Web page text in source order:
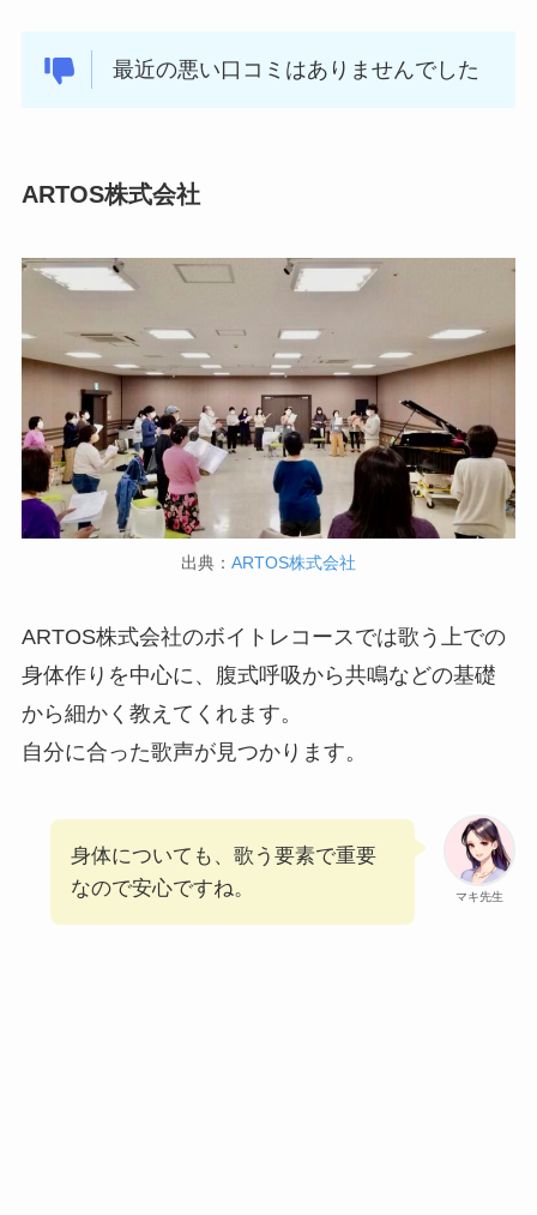
最近の悪い口コミはありませんでした
ARTOS株式会社
出典： ARTOS株式会社
ARTOS株式会社のボイトレコースでは歌う上での
身体作りを中心に、腹式呼吸から共鳴などの基礎
から細かく教えてくれます。
自分に合った歌声が見つかります。
マキ先生
身体についても、歌う要素で重要
なので安心ですね。